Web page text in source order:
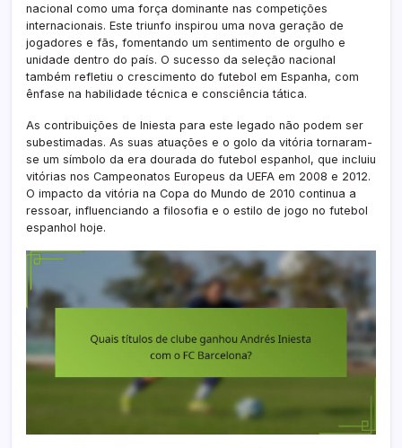
nacional como uma força dominante nas competições
internacionais. Este triunfo inspirou uma nova geração de
jogadores e fãs, fomentando um sentimento de orgulho e
unidade dentro do país. O sucesso da seleção nacional
também refletiu o crescimento do futebol em Espanha, com
ênfase na habilidade técnica e consciência tática.
As contribuições de Iniesta para este legado não podem ser
subestimadas. As suas atuações e o golo da vitória tornaram-
se um símbolo da era dourada do futebol espanhol, que incluiu
vitórias nos Campeonatos Europeus da UEFA em 2008 e 2012.
O impacto da vitória na Copa do Mundo de 2010 continua a
ressoar, influenciando a filosofia e o estilo de jogo no futebol
espanhol hoje.